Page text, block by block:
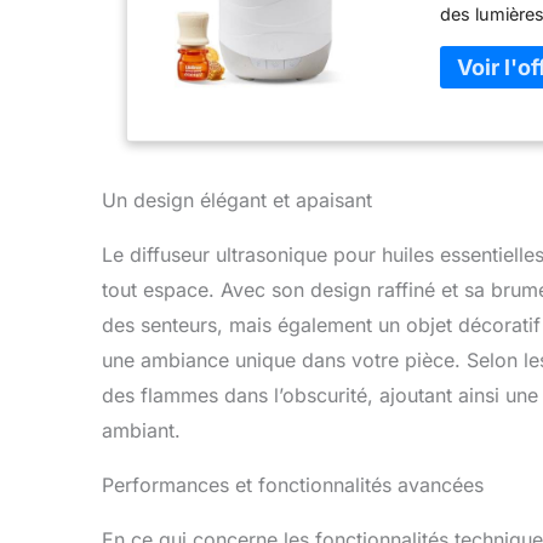
des
lumière
d'arôme.
délicieux
désordre :
de pompe
chaque fois
utilisant des
monde
bien-être
sens
Un design élégant et apaisant
Le diffuseur ultrasonique pour huiles
tout espace. Avec son design raffiné et sa
des senteurs, mais également un objet
une ambiance unique dans votre pièce. Selon
des flammes dans l’obscurité, ajoutant ainsi
ambiant.
Performances et fonctionnalités avancées